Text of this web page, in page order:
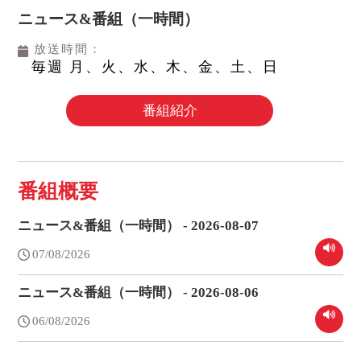
ニュース&番組（一時間）
放送時間：
毎週 月、火、水、木、金、土、日
番組紹介
番組概要
ニュース&番組（一時間） - 2026-08-07
07/08/2026
ニュース&番組（一時間） - 2026-08-06
06/08/2026